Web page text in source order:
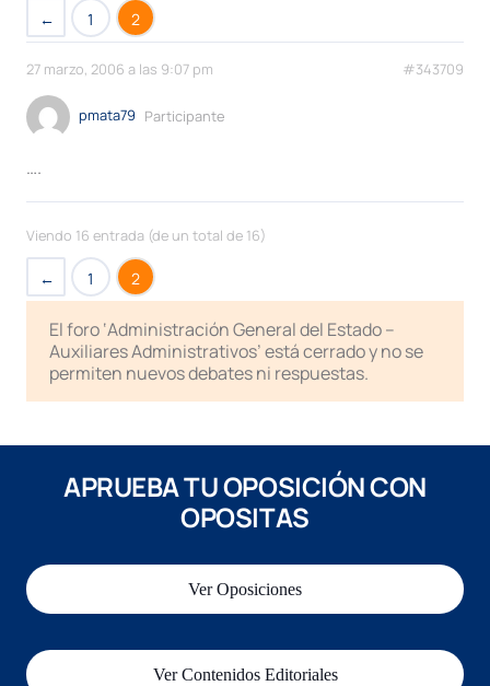
← 1 2
27 marzo, 2006 a las 9:07 pm #343709
pmata79 Participante
….
Viendo 16 entrada (de un total de 16)
← 1 2
El foro ‘Administración General del Estado –
Auxiliares Administrativos’ está cerrado y no se
permiten nuevos debates ni respuestas.
APRUEBA TU OPOSICIÓN CON
OPOSITAS
Ver Oposiciones
Ver Contenidos Editoriales